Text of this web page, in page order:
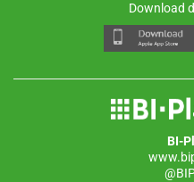
Download
BI-